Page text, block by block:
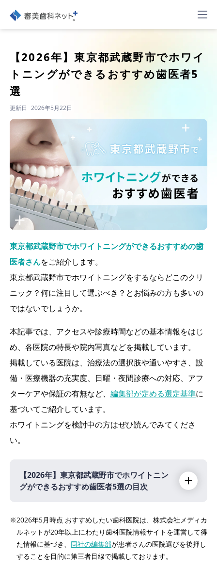
【2026年】東京都武蔵野市でホワイ
トニングができるおすすめ歯医者5
選
更新日 2026年5月22日
東京都武蔵野市でホワイトニングができるおすすめの歯
医者さんをご紹介します。
東京都武蔵野市でホワイトニングをするならどこのクリ
ニック？何に注目して選ぶべき？とお悩みの方も多いの
ではないでしょうか。
本記事では、アクセスや診療時間などの基本情報をはじ
め、各医院の特長や院内写真などを掲載しています。
掲載している医院は、治療法の選択肢や通いやすさ、設
備・医療機器の充実度、日曜・夜間診療への対応、アフ
ターケアや保証の有無など、 編集部が定める選定基準に
基づいてご紹介しています。
ホワイトニングを検討中の方はぜひ読んでみてくださ
い。
【2026年】 東京都武蔵野市でホワイトニン
グができるおすすめ歯医者5選の目次
パルデンタルクリニック（吉祥寺駅 徒歩3
分）
吉祥寺セントラルクリニック（吉祥寺駅 徒歩
※2026年5月時点 おすすめしたい歯科医院は、株式会社メディカ
ルネットが20年以上にわたり歯科医院情報サイトを運営して得
た情報に基づき、 同社の編集部が患者さんの医院選びを後押し
することを目的に第三者目線で掲載しております。